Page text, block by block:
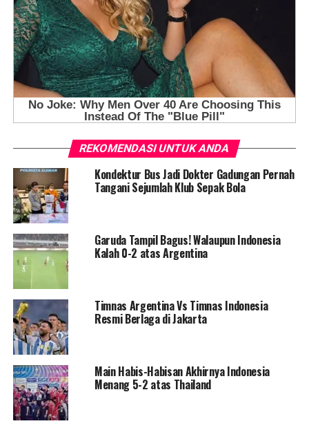
REKOMENDASI UNTUK ANDA
Kondektur Bus Jadi Dokter Gadungan Pernah
Tangani Sejumlah Klub Sepak Bola
Garuda Tampil Bagus! Walaupun Indonesia
Kalah 0-2 atas Argentina
Timnas Argentina Vs Timnas Indonesia
Resmi Berlaga di Jakarta
Main Habis-Habisan Akhirnya Indonesia
Menang 5-2 atas Thailand